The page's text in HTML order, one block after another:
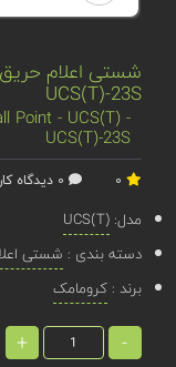
UCS(T)-23S
Point - UCS(T) -
UCS(T)-23S
مدل:UCS(T)
دسته بندی : شستی
برند :کرومامک
-
+